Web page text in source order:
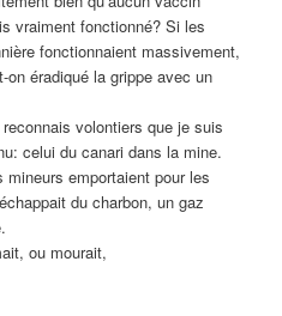
vraiment fonctionné? Si les
fonctionnaient massivement,
éradiqué la grippe avec un
volontiers que je suis
celui du canari dans la mine.
emportaient pour les
du charbon, un gaz
ou mourait,